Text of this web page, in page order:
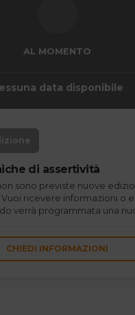
AL MOMENTO
data disponibile
di assertività
sono previste nuove
ricevere informazioni o
verrà programmata una
CHIEDI INFORMAZIONI